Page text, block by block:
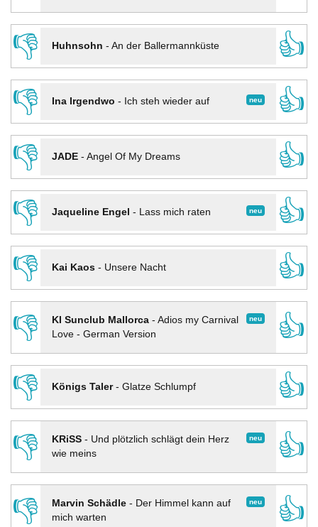
👎
Huhnsohn - An der Ballermannküste
👍
👎
neu
Ina Irgendwo - Ich steh wieder auf
👍
👎
JADE- Angel Of My Dreams
👍
👎
neu
Jaqueline Engel - Lass mich raten
👍
👎
Kai Kaos- Unsere Nacht
👍
👎
neu
KI Sunclub Mallorca- Adios my Carnival
Love - German Version
👍
👎
Königs Taler- Glatze Schlumpf
👍
👎
neu
KRiSS- Und plötzlich schlägt dein Herz
wie meins
👍
👎 neu
Marvin Schädle- Der Himmel kann auf
mich warten
👍